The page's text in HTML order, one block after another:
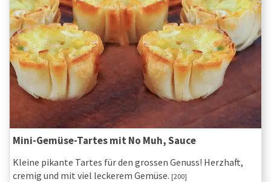
Mini-Gemüse-Tartes mit No Muh, Sauce
Kleine pikante Tartes für den grossen Genuss! Herzhaft,
cremig und mit viel leckerem Gemüse. [200]